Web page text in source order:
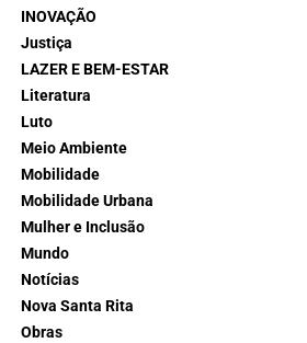
INOVAÇÃO
Justiça
LAZER E BEM-ESTAR
Literatura
Luto
Meio Ambiente
Mobilidade
Mobilidade Urbana
Mulher e Inclusão
Mundo
Notícias
Nova Santa Rita
Obras